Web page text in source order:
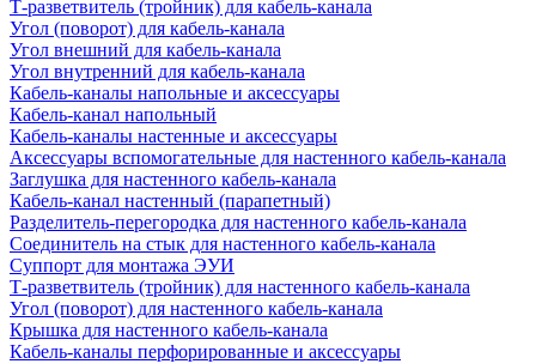
Т-разветвитель (тройник) для кабель-канала
Угол (поворот) для кабель-канала
Угол внешний для кабель-канала
Угол внутренний для кабель-канала
Кабель-каналы напольные и аксессуары
Кабель-канал напольный
Кабель-каналы настенные и аксессуары
Аксессуары вспомогательные для настенного кабель-канала
Заглушка для настенного кабель-канала
Кабель-канал настенный (парапетный)
Разделитель-перегородка для настенного кабель-канала
Соединитель на стык для настенного кабель-канала
Суппорт для монтажа ЭУИ
Т-разветвитель (тройник) для настенного кабель-канала
Угол (поворот) для настенного кабель-канала
Крышка для настенного кабель-канала
Кабель-каналы перфорированные и аксессуары